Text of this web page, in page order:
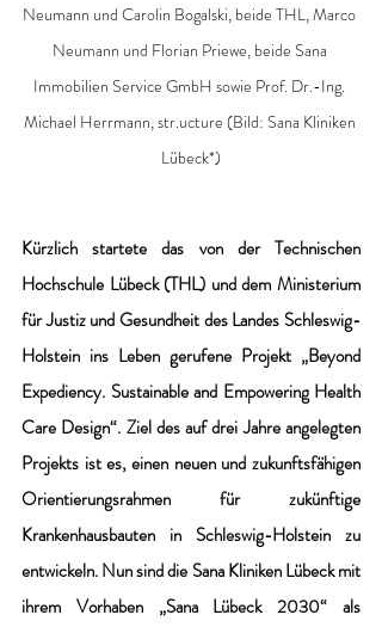
Neumann und Carolin Bogalski, beide THL, Marco
Neumann und Florian Priewe, beide Sana
Immobilien Service GmbH sowie Prof. Dr.-Ing.
Michael Herrmann, str.ucture (Bild: Sana Kliniken
Lübeck*)
Kürzlich startete das von der Technischen
Hochschule Lübeck (THL) und dem Ministerium
für Justiz und Gesundheit des Landes Schleswig-
Holstein ins Leben gerufene Projekt „Beyond
Expediency. Sustainable and Empowering Health
Care Design“. Ziel des auf drei Jahre angelegten
Projekts ist es, einen neuen und zukunftsfähigen
Orientierungsrahmen für zukünftige
Krankenhausbauten in Schleswig-Holstein zu
entwickeln. Nun sind die Sana Kliniken Lübeck mit
ihrem Vorhaben „Sana Lübeck 2030“ als